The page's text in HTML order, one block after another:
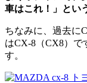
車はこれ！」とい
ちなみに、過去に
はCX-8（CX8）で
す。